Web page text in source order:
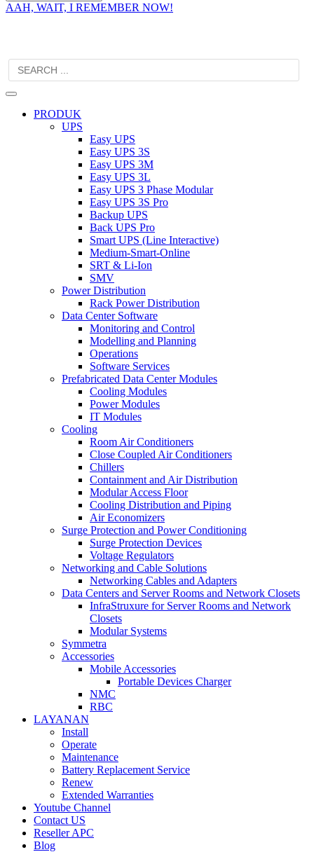
AAH, WAIT, I REMEMBER NOW!
PRODUK
UPS
Easy UPS
Easy UPS 3S
Easy UPS 3M
Easy UPS 3L
Easy UPS 3 Phase Modular
Easy UPS 3S Pro
Backup UPS
Back UPS Pro
Smart UPS (Line Interactive)
Medium-Smart-Online
SRT & Li-Ion
SMV
Power Distribution
Rack Power Distribution
Data Center Software
Monitoring and Control
Modelling and Planning
Operations
Software Services
Prefabricated Data Center Modules
Cooling Modules
Power Modules
IT Modules
Cooling
Room Air Conditioners
Close Coupled Air Conditioners
Chillers
Containment and Air Distribution
Modular Access Floor
Cooling Distribution and Piping
Air Economizers
Surge Protection and Power Conditioning
Surge Protection Devices
Voltage Regulators
Networking and Cable Solutions
Networking Cables and Adapters
Data Centers and Server Rooms and Network Closets
InfraStruxure for Server Rooms and Network
Closets
Modular Systems
Symmetra
Accessories
Mobile Accessories
Portable Devices Charger
NMC
RBC
LAYANAN
Install
Operate
Maintenance
Battery Replacement Service
Renew
Extended Warranties
Youtube Channel
Contact US
Reseller APC
Blog